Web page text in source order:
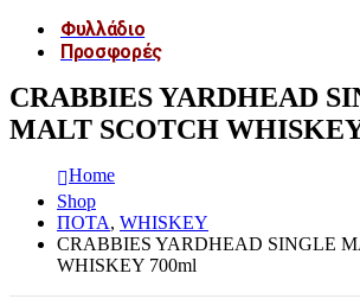
Φυλλάδιο
Προσφορές
CRABBIES YARDHEAD
MALT SCOTCH
Home
Shop
ΠΟΤΑ, WHISKEY
CRABBIES YARDHEAD SINGLE
WHISKEY 700ml